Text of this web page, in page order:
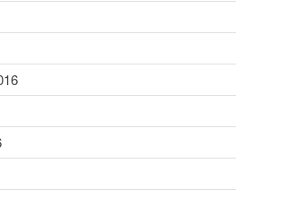
Feed der Einträge
Kommentar-Feed